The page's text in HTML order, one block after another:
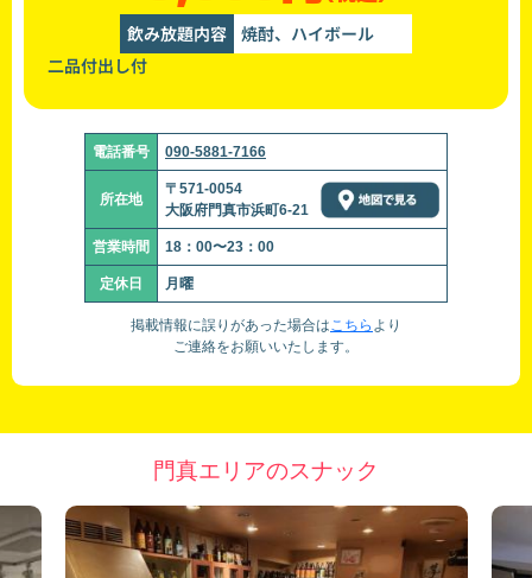
飲み放題内容 焼酎、ハイボール
二品付出し付
電話番号 090-5881-7166
所在地
〒571-0054
大阪府門真市浜町6-21
営業時間 18：00〜23：00
定休日 月曜
掲載情報に誤りがあった場合はこちら より
ご連絡をお願いいたします。
門真エリアのスナック